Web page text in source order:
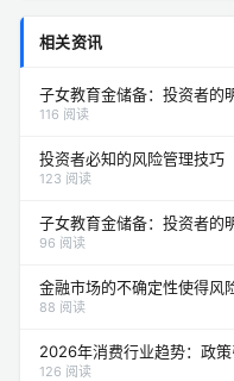
相关资讯
子女教育金储备：投资者的
116 阅读
投资者必知的风险管理技巧
123 阅读
子女教育金储备：投资者的
96 阅读
金融市场的不确定性使得风
88 阅读
2026年消费行业趋势：政
126 阅读